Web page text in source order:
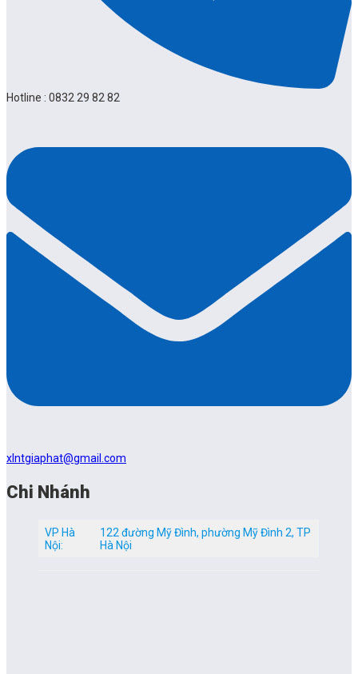
Hotline : 0832 29 82 82
xlntgiaphat@gmail.com
Chi Nhánh
VP Hà
Nội:
122 đường Mỹ Đình, phường Mỹ Đình 2, TP
Hà Nội